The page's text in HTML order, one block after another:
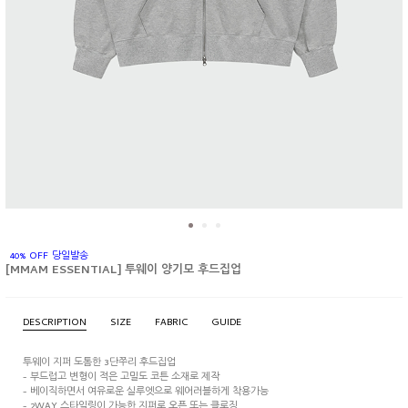
40% OFF 당일발송
[MMAM ESSENTIAL] 투웨이 양기모 후드집업
DESCRIPTION SIZE FABRIC GUIDE
투웨이 지퍼 도톰한 3단쭈리 후드집업
- 부드럽고 변형이 적은 고밀도 코튼 소재로 제작
- 베이직하면서 여유로운 실루엣으로 웨어러블하게 착용가능